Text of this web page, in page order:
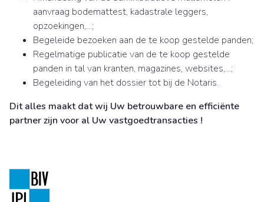
aanvraag bodemattest, kadastrale leggers,
opzoekingen,…;
Begeleide bezoeken aan de te koop gestelde panden;
Regelmatige publicatie van de te koop gestelde
panden in tal van kranten, magazines, websites,…;
Begeleiding van het dossier tot bij de Notaris.
Dit alles maakt dat wij Uw betrouwbare en efficiënte
partner zijn voor al Uw vastgoedtransacties !